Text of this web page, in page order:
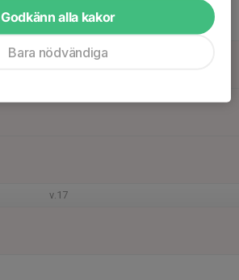
v.17
Godkänn alla kakor
Bara nödvändiga